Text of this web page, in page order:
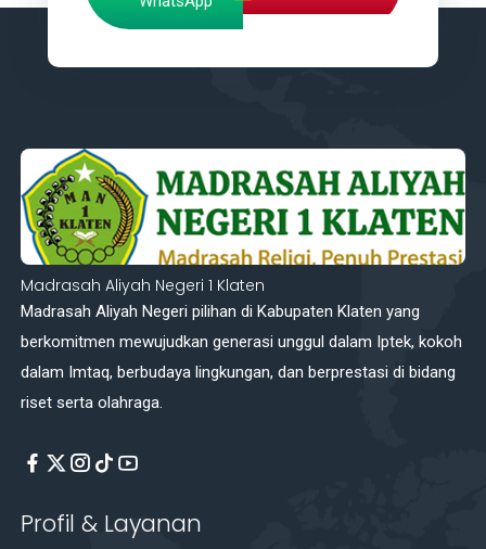
Madrasah Aliyah Negeri 1 Klaten
Madrasah Aliyah Negeri pilihan di Kabupaten Klaten yang
berkomitmen mewujudkan generasi unggul dalam Iptek, kokoh
dalam Imtaq, berbudaya lingkungan, dan berprestasi di bidang
riset serta olahraga.
Profil & Layanan